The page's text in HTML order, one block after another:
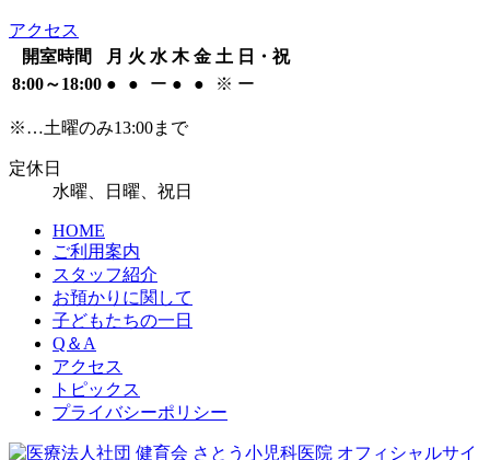
アクセス
開室時間
月 火 水 木 金 土 日・祝
8:00～18:00 ● ● ー ● ● ※ ー
※…土曜のみ13:00まで
定休日
水曜、日曜、祝日
HOME
ご利用案内
スタッフ紹介
お預かりに関して
子どもたちの一日
Q＆A
アクセス
トピックス
プライバシーポリシー